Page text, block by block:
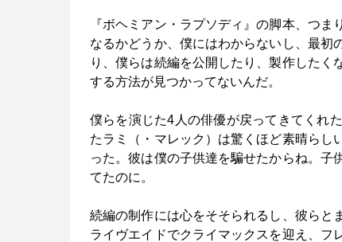
『ボヘミアン・ラプソディ』の脚本、つ
なるかどうか、僕にはわからないし、最初
り、僕らは続編を公開したり、製作したく
する方法が見つかってないんだ。
僕らを演じた4人の俳優が戻ってきてくれ
たラミ（・マレック）は驚くほど素晴らし
った。彼は僕の子供達を騙せたからね。子
てたのに。
続編の制作には心をそそられるし、彼らと
ライヴエイドでクライマックスを迎え、フ